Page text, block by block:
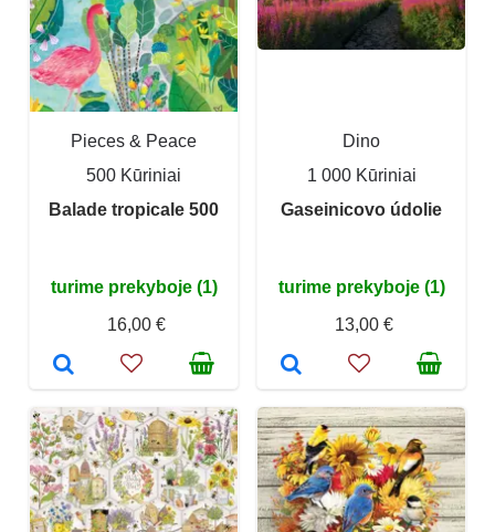
Pieces & Peace
500 Kūriniai
Balade tropicale 500
turime prekyboje (1)
16,00 €
Dino
1 000 Kūriniai
Gaseinicovo údolie
turime prekyboje (1)
13,00 €